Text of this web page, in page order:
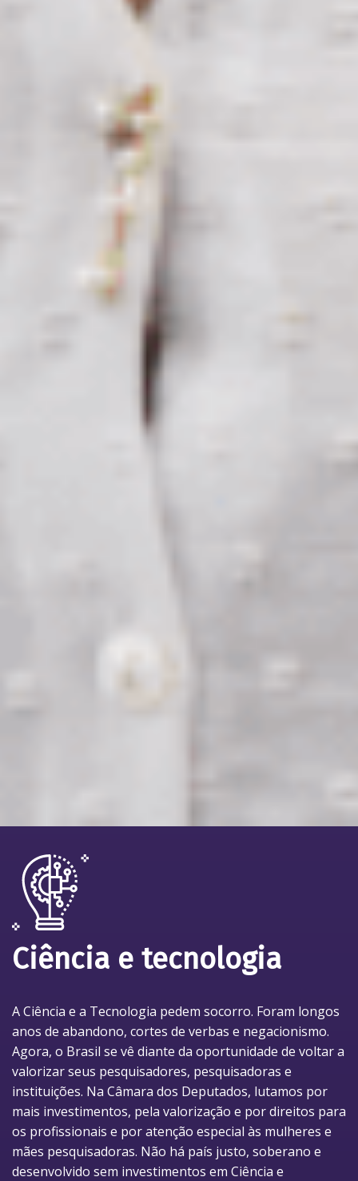
Ciência e tecnologia
A Ciência e a Tecnologia pedem socorro. Foram longos
anos de abandono, cortes de verbas e negacionismo.
Agora, o Brasil se vê diante da oportunidade de voltar a
valorizar seus pesquisadores, pesquisadoras e
instituições. Na Câmara dos Deputados, lutamos por
mais investimentos, pela valorização e por direitos para
os profissionais e por atenção especial às mulheres e
mães pesquisadoras. Não há país justo, soberano e
desenvolvido sem investimentos em Ciência e